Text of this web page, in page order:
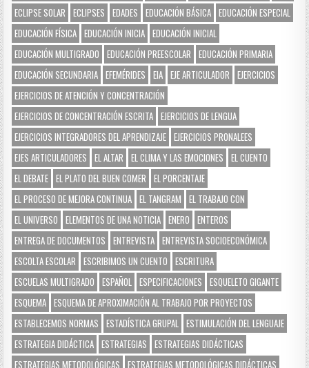
ECLIPSE SOLAR
ECLIPSES EDADES EDUCACIÓN BÁSICA EDUCACIÓN ESPECIAL
EDUCACIÓN FÍSICA EDUCACIÓN INICIA EDUCACIÓN INICIAL
EDUCACIÓN MULTIGRADO
EDUCACIÓN PREESCOLAR
EDUCACIÓN PRIMARIA
EDUCACIÓN SECUNDARIA EFEMÉRIDES EIA EJE ARTICULADOR
EJERCICIOS
EJERCICIOS DE ATENCIÓN Y CONCENTRACIÓN
EJERCICIOS DE CONCENTRACIÓN ESCRITA EJERCICIOS DE LENGUA
EJERCICIOS INTEGRADORES DEL APRENDIZAJE EJERCICIOS PRONALEES
EJES ARTICULADORES
EL ALTAR EL CLIMA Y LAS EMOCIONES
EL CUENTO
EL DEBATE EL PLATO DEL BUEN COMER
EL PORCENTAJE
EL PROCESO DE MEJORA CONTINUA EL TANGRAM
EL TRABAJO CON
EL UNIVERSO
ELEMENTOS DE UNA NOTICIA ENERO
ENTEROS
ENTREGA DE DOCUMENTOS
ENTREVISTA ENTREVISTA SOCIOECONÓMICA
ESCOLTA ESCOLAR
ESCRIBIMOS UN CUENTO
ESCRITURA
ESCUELAS MULTIGRADO
ESPAÑOL ESPECIFICACIONES
ESQUELETO GIGANTE
ESQUEMA ESQUEMA DE APROXIMACIÓN AL TRABAJO POR PROYECTOS
ESTABLECEMOS NORMAS
ESTADÍSTICA GRUPAL ESTIMULACIÓN DEL LENGUAJE
ESTRATEGIA DIDÁCTICA ESTRATEGIAS
ESTRATEGIAS DIDÁCTICAS
ESTRATEGIAS METODOLÓGICAS
ESTRATEGIAS METODOLÓGICAS DIDÁCTICAS